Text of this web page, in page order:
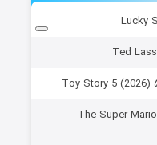
دانلود انیمیشن سوپر ماریو گلکسی The Super Mario